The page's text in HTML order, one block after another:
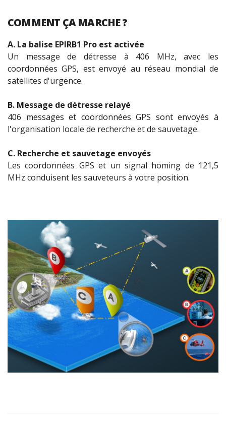
COMMENT ÇA MARCHE ?
A. La balise EPIRB1 Pro est activée
Un message de détresse à 406 MHz, avec les
coordonnées GPS, est envoyé au réseau mondial de
satellites d'urgence.
B. Message de détresse relayé
406 messages et coordonnées GPS sont envoyés à
l'organisation locale de recherche et de sauvetage.
C. Recherche et sauvetage envoyés
Les coordonnées GPS et un signal homing de 121,5
MHz conduisent les sauveteurs à votre position.